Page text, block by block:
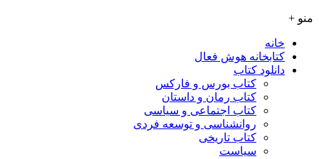
منو +
خانه
کتابخانه هوش فعال
دانلود کتاب
کتاب بورس و فارکس
کتاب رمان و داستان
کتاب اجتماعی و سیاسی
روانشناسی و توسعه فردی
کتاب تاریخی
سیاست